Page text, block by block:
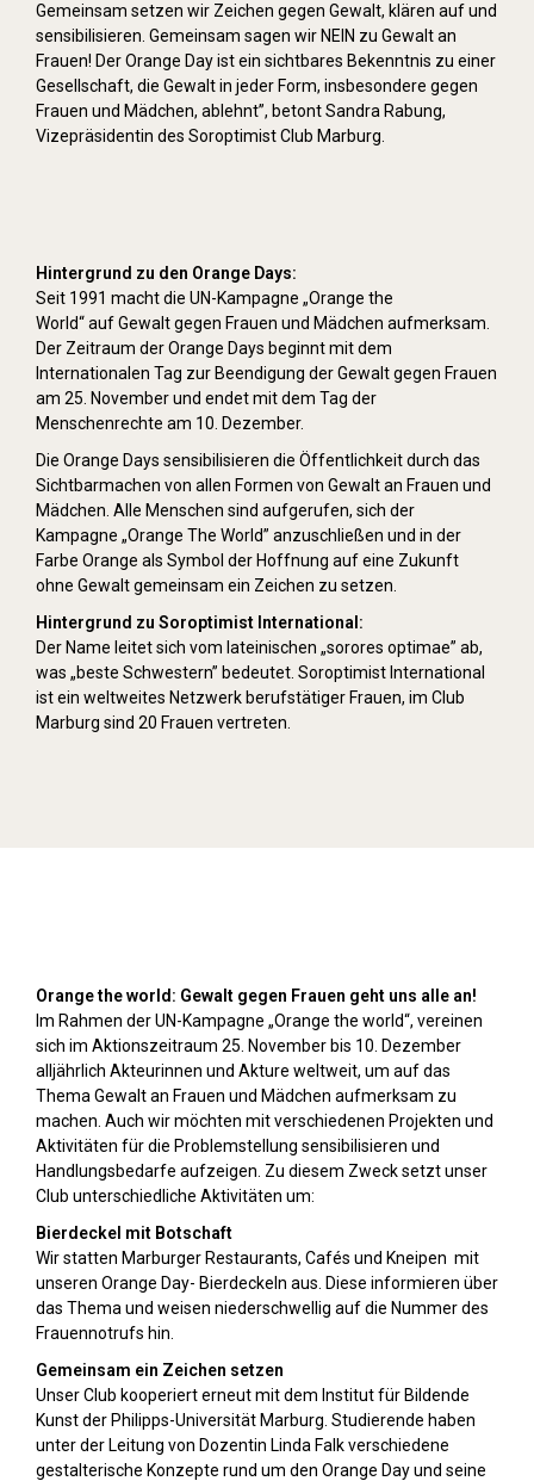
Gemeinsam setzen wir Zeichen gegen Gewalt, klären auf und
sensibilisieren. Gemeinsam sagen wir NEIN zu Gewalt an
Frauen! Der Orange Day ist ein sichtbares Bekenntnis zu einer
Gesellschaft, die Gewalt in jeder Form, insbesondere gegen
Frauen und Mädchen, ablehnt”, betont Sandra Rabung,
Vizepräsidentin des Soroptimist Club Marburg.
Hintergrund zu den Orange Days:
Seit 1991 macht die UN-Kampagne „Orange the
World“ auf Gewalt gegen Frauen und Mädchen aufmerksam.
Der Zeitraum der Orange Days beginnt mit dem
Internationalen Tag zur Beendigung der Gewalt gegen Frauen
am 25. November und endet mit dem Tag der
Menschenrechte am 10. Dezember.
Die Orange Days sensibilisieren die Öffentlichkeit durch das
Sichtbarmachen von allen Formen von Gewalt an Frauen und
Mädchen. Alle Menschen sind aufgerufen, sich der
Kampagne „Orange The World” anzuschließen und in der
Farbe Orange als Symbol der Hoffnung auf eine Zukunft
ohne Gewalt gemeinsam ein Zeichen zu setzen.
Hintergrund zu Soroptimist International:
Der Name leitet sich vom lateinischen „sorores optimae” ab,
was „beste Schwestern” bedeutet. Soroptimist International
ist ein weltweites Netzwerk berufstätiger Frauen, im Club
Marburg sind 20 Frauen vertreten.
Orange the world: Gewalt gegen Frauen geht uns alle an!
Im Rahmen der UN-Kampagne „Orange the world“, vereinen
sich im Aktionszeitraum 25. November bis 10. Dezember
alljährlich Akteurinnen und Akture weltweit, um auf das
Thema Gewalt an Frauen und Mädchen aufmerksam zu
machen. Auch wir möchten mit verschiedenen Projekten und
Aktivitäten für die Problemstellung sensibilisieren und
Handlungsbedarfe aufzeigen. Zu diesem Zweck setzt unser
Club unterschiedliche Aktivitäten um:
Bierdeckel mit Botschaft
Wir statten Marburger Restaurants, Cafés und Kneipen mit
unseren Orange Day- Bierdeckeln aus. Diese informieren über
das Thema und weisen niederschwellig auf die Nummer des
Frauennotrufs hin.
Gemeinsam ein Zeichen setzen
Unser Club kooperiert erneut mit dem Institut für Bildende
Kunst der Philipps-Universität Marburg. Studierende haben
unter der Leitung von Dozentin Linda Falk verschiedene
gestalterische Konzepte rund um den Orange Day und seine